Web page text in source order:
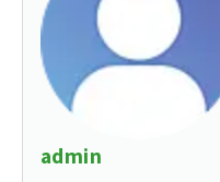
admin